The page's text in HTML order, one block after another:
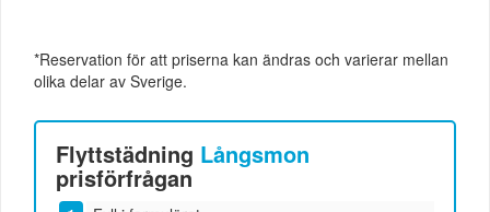
*Reservation för att priserna kan ändras och varierar mellan
olika delar av Sverige.
Flyttstädning Långsmon
prisförfrågan